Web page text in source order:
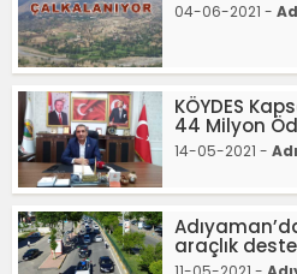
04-06-2021 -
KÖYDES
44 Milyon
14-05-2021 -
araçlık